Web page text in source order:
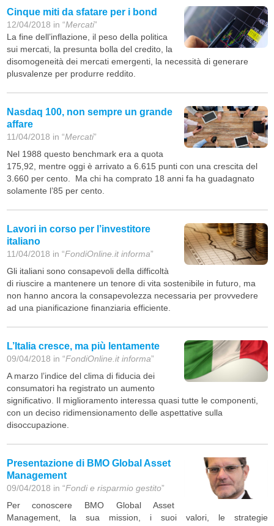
Cinque miti da sfatare per i bond
12/04/2018 in “Mercati”
La fine dell’inflazione, il peso della politica
sui mercati, la presunta bolla del credito, la
disomogeneità dei mercati emergenti, la necessità di generare
plusvalenze per produrre reddito.
Nasdaq 100, non sempre un grande
affare
11/04/2018 in “Mercati”
Nel 1988 questo benchmark era a quota
175,92, mentre oggi è arrivato a 6.615 punti con una crescita del
3.660 per cento. Ma chi ha comprato 18 anni fa ha guadagnato
solamente l’85 per cento.
Lavori in corso per l’investitore
italiano
11/04/2018 in “FondiOnline.it informa”
Gli italiani sono consapevoli della difficoltà
di riuscire a mantenere un tenore di vita sostenibile in futuro, ma
non hanno ancora la consapevolezza necessaria per provvedere
ad una pianificazione finanziaria efficiente.
L’Italia cresce, ma più lentamente
09/04/2018 in “FondiOnline.it informa”
A marzo l’indice del clima di fiducia dei
consumatori ha registrato un aumento
significativo. Il miglioramento interessa quasi tutte le componenti,
con un deciso ridimensionamento delle aspettative sulla
disoccupazione.
Presentazione di BMO Global Asset
Management
09/04/2018 in “Fondi e risparmio gestito”
Per conoscere BMO Global Asset
Management, la sua mission, i suoi valori, le strategie